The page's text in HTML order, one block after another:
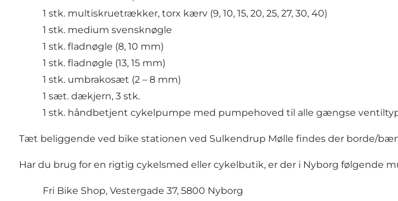
1 stk. multiskruetrækker, torx kærv (9, 10, 15, 20, 25, 27, 30, 40)
1 stk. medium svensknøgle
1 stk. fladnøgle (8, 10 mm)
1 stk. fladnøgle (13, 15 mm)
1 stk. umbrakosæt (2 – 8 mm)
1 sæt. dækjern, 3 stk.
1 stk. håndbetjent cykelpumpe med pumpehoved til alle gængse
Tæt beliggende ved bike stationen ved Sulkendrup Mølle findes der borde/
Har du brug for en rigtig cykelsmed eller cykelbutik, er der i Nyborg følgende
Fri Bike Shop, Vestergade 37, 5800 Nyborg